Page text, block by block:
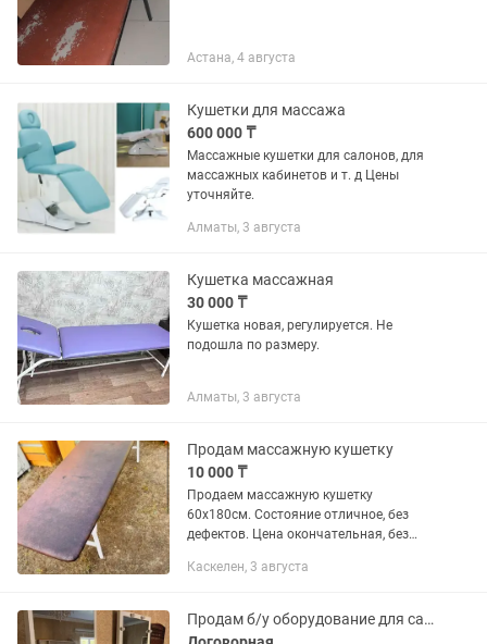
Астана, 4 августа
Кушетки для массажа
600 000 ₸
Массажные кушетки для салонов, для
массажных кабинетов и т. д Цены
уточняйте.
Алматы, 3 августа
Кушетка массажная
30 000 ₸
Кушетка новая, регулируется. Не
подошла по размеру.
Алматы, 3 августа
Продам массажную кушетку
10 000 ₸
Продаем массажную кушетку
60x180см. Состояние отличное, без
дефектов. Цена окончательная, без
Каскелен, 3 августа
Продам б/у оборудование для салона в одни руки